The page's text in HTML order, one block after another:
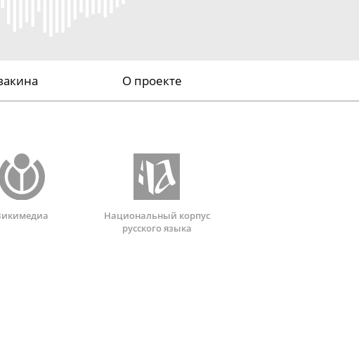
О проекте
Национальный корпус
русского языка